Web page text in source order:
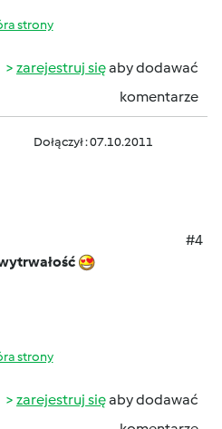
strony
zarejestruj sięaby dodawać
komentarze
Dołączył : 07.10.2011
#4
strony
zarejestruj sięaby dodawać